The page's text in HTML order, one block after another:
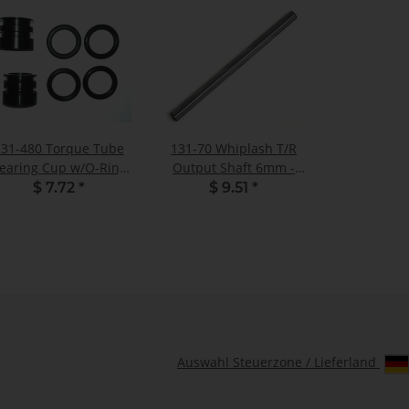
480 Torque Tube
Cup w/O-Ring
(SET)
$ 7.72 *
131-70 Whiplash T/R
Output Shaft 6mm -
Pack of 1
$ 9.51 *
Auswahl Steuerzone / Lieferland